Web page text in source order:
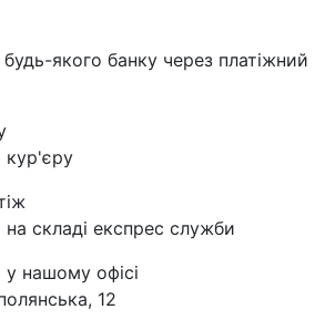
якого банку через платіжний
кур'єру
на складі експрес служби
у нашому офісі
12